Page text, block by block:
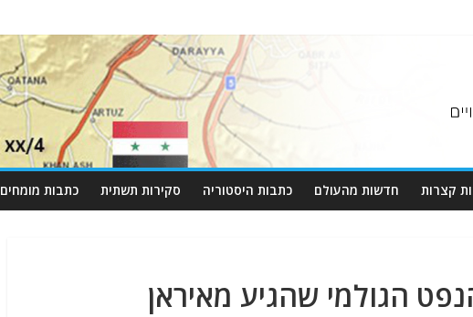
קצרות חדשות מהעולם כתבות היסטוריה סקירות תשתית כתבות מומחים
הגולמי שהגיע מאיראן